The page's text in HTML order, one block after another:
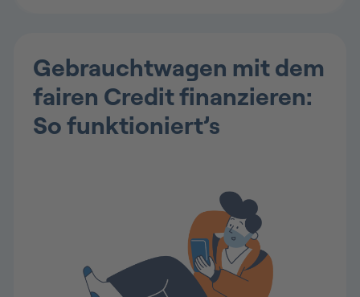
Gebrauchtwagen mit dem
fairen Credit finanzieren:
So funktioniert’s